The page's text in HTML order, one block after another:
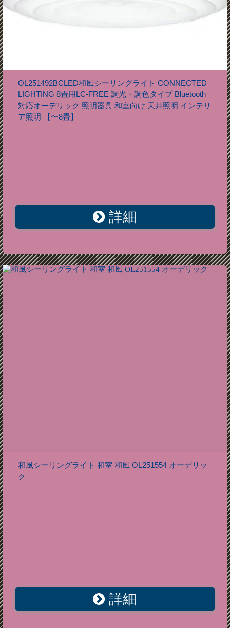
OL251492BCLED和風シーリングライト CONNECTED
LIGHTING 8畳用LC-FREE 調光・調色タイプ Bluetooth
対応オーデリック 照明器具 和室向け 天井照明 インテリ
ア照明 【〜8畳】
詳細
和風シーリングライト 和室 和風 OL251554 オーデリッ
ク
詳細